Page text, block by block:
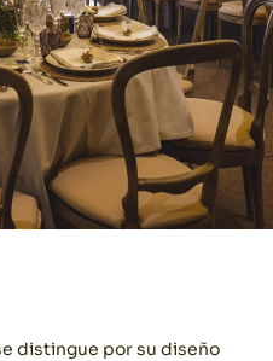
distingue por su diseño